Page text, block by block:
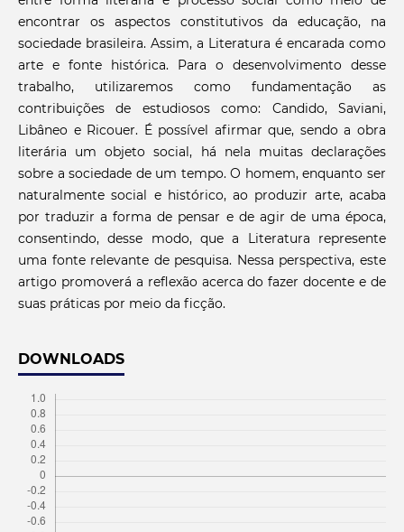
encontrar os aspectos constitutivos da educação, na
sociedade brasileira. Assim, a Literatura é encarada como
arte e fonte histórica. Para o desenvolvimento desse
trabalho, utilizaremos como fundamentação as
contribuições de estudiosos como: Candido, Saviani,
Libâneo e Ricouer. É possível afirmar que, sendo a obra
literária um objeto social, há nela muitas declarações
sobre a sociedade de um tempo. O homem, enquanto ser
naturalmente social e histórico, ao produzir arte, acaba
por traduzir a forma de pensar e de agir de uma época,
consentindo, desse modo, que a Literatura represente
uma fonte relevante de pesquisa. Nessa perspectiva, este
artigo promoverá a reflexão acerca do fazer docente e de
suas práticas por meio da ficção.
DOWNLOADS